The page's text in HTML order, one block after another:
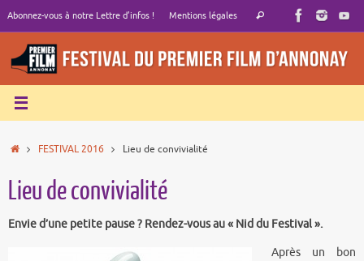
contenu
Abonnez-vous à notre Lettre d’infos ! Mentions légales
Recherche
Rechercher
AccueilFESTIVAL 2016 Lieu de convivialité
Lieu de convivialité
Envie d’une petite pause ? Rendez-vous au « Nid du Festival ».
Après un bon